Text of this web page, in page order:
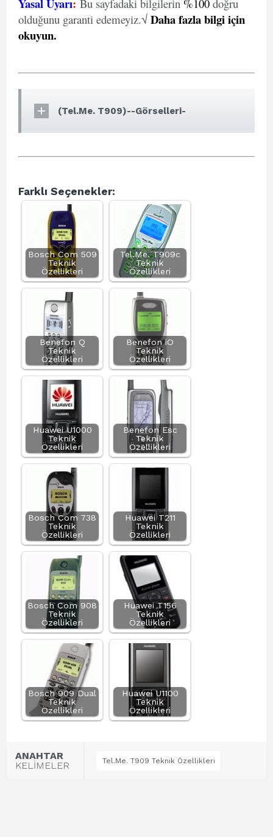
Yasal Uyarı: Bu sayfadaki bilgilerin %100 doğru
olduğunu garanti edemeyiz.√ Daha fazla bilgi için
okuyun.
(Tel.Me. T909)--Görselleri-
Farklı Seçenekler:
Bosch Com 509
Teknik
Özellikleri
Tel.Me. T909c
Teknik
Özellikleri
Benefon Q
Teknik
Özellikleri
Benefon iO
Teknik
Özellikleri
Huawei U1000
Teknik
Özellikleri
Benefon Esc
Teknik
Özellikleri
Bosch Com 738
Teknik
Özellikleri
Huawei T211
Teknik
Özellikleri
Bosch Com 908
Teknik
Özellikleri
Huawei T156
Teknik
Özellikleri
Bosch 909 Dual
Teknik
Özellikleri
Huawei U1100
Teknik
Özellikleri
ANAHTAR
KELİMELER
Tel.Me. T909 Teknik Özellikleri